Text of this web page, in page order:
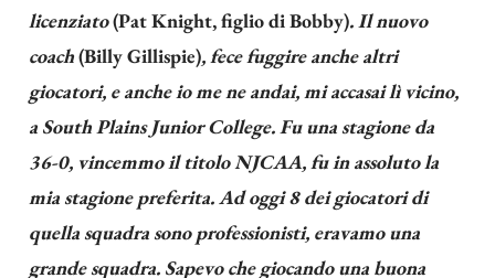
licenziato(Pat Knight, figlio di Bobby). Il nuovo
coach(Billy Gillispie), fece fuggire anche altri
giocatori, e anche io me ne andai, mi accasai lì vicino,
a South Plains Junior College. Fu una stagione da
36-0, vincemmo il titolo NJCAA, fu in assoluto la
mia stagione preferita. Ad oggi 8 dei giocatori di
quella squadra sono professionisti, eravamo una
grande squadra. Sapevo che giocando una buona